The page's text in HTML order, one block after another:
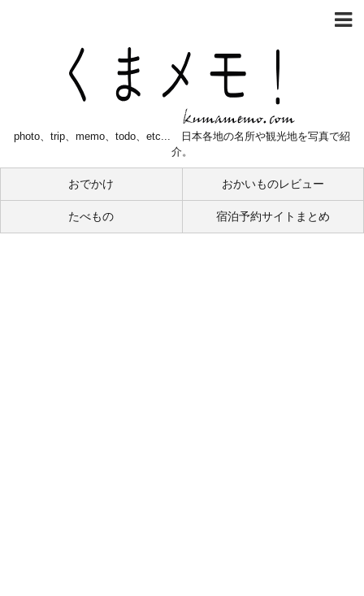
photo、trip、memo、todo、etc... 日本各地の名所や観光地を写真で紹
介。
おでかけ おかいものレビュー
たべもの 宿泊予約サイトまとめ